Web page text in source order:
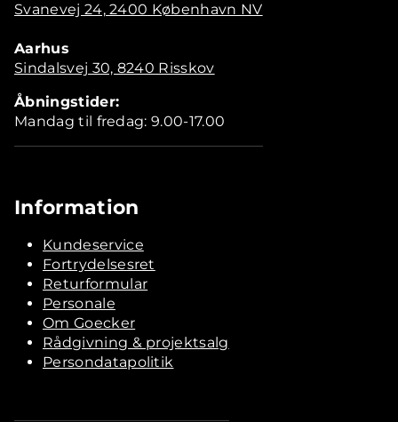
Svanevej 24, 2400 København NV
Aarhus
Sindalsvej 30, 8240 Risskov
Åbningstider:
Mandag til fredag: 9.00-17.00
Information
Kundeservice
Fortrydelsesret
Returformular
Personale
Om Goecker
Rådgivning & projektsalg
Persondatapolitik